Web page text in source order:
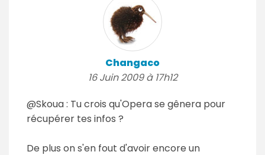
Changaco
16 Juin 2009 à 17h12
@Skoua : Tu crois qu'Opera se gênera pour
récupérer tes infos ?
De plus on s'en fout d'avoir encore un